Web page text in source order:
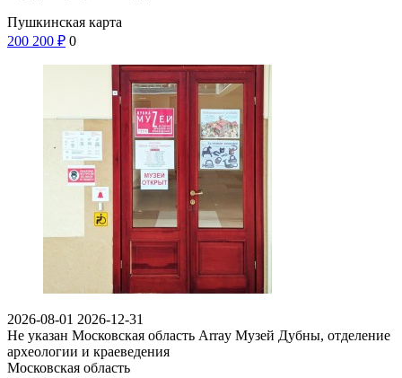
Пушкинская карта
200 200 ₽ 0
2026-08-01 2026-12-31
Не указан Московская область Array Музей Дубны, отделение
археологии и краеведения
Московская область